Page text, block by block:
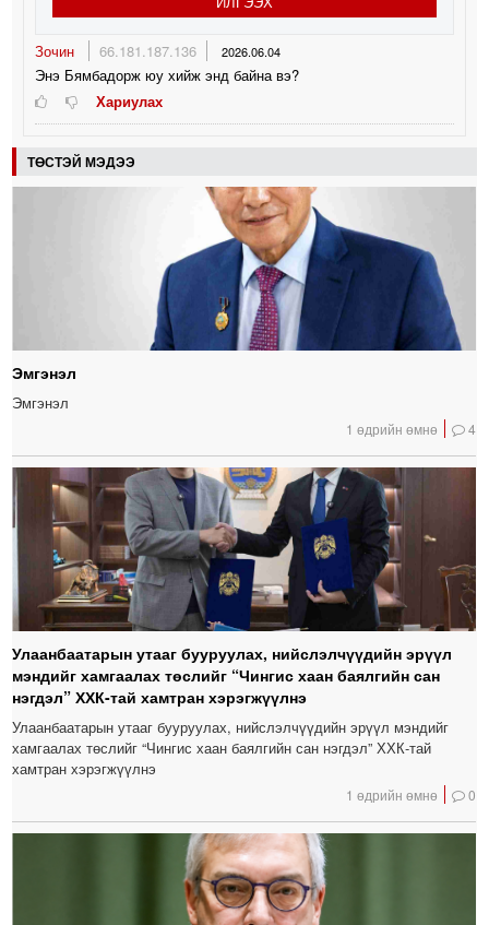
Зочин 66.181.187.136 2026.06.04
Энэ Бямбадорж юу хийж энд байна вэ?
Хариулах
ТӨСТЭЙ МЭДЭЭ
Эмгэнэл
Эмгэнэл
1 өдрийн өмнө 4
Улаанбаатарын утааг бууруулах, нийслэлчүүдийн эрүүл
мэндийг хамгаалах төслийг “Чингис хаан баялгийн сан
нэгдэл” ХХК-тай хамтран хэрэгжүүлнэ
Улаанбаатарын утааг бууруулах, нийслэлчүүдийн эрүүл мэндийг
хамгаалах төслийг “Чингис хаан баялгийн сан нэгдэл” ХХК-тай
хамтран хэрэгжүүлнэ
1 өдрийн өмнө 0